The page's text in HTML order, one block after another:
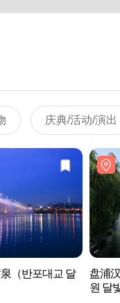
庆典/活动/演出
（반포대교 달
盘浦
원 달